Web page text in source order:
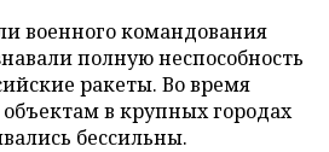
военного командования
полную неспособность
ракеты. Во время
в крупных городах
бессильны.